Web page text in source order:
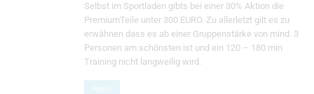
Selbst im Sportladen gibts bei einer 30% Aktion die
PremiumTeile unter 300 EURO. Zu allerletzt gilt es zu
erwähnen dass es ab einer Gruppenstärke von mind. 3
Personen am schönsten ist und ein 120 – 180 min
Training nicht langweilig wird.
Reply